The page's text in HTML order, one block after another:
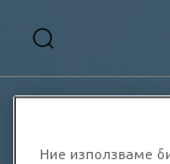
Ние използваме